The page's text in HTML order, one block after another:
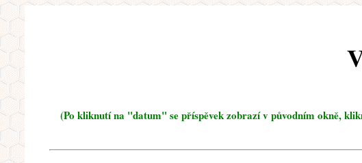
(Po kliknutí na "datum" se příspěvek zobrazí v původním okně,